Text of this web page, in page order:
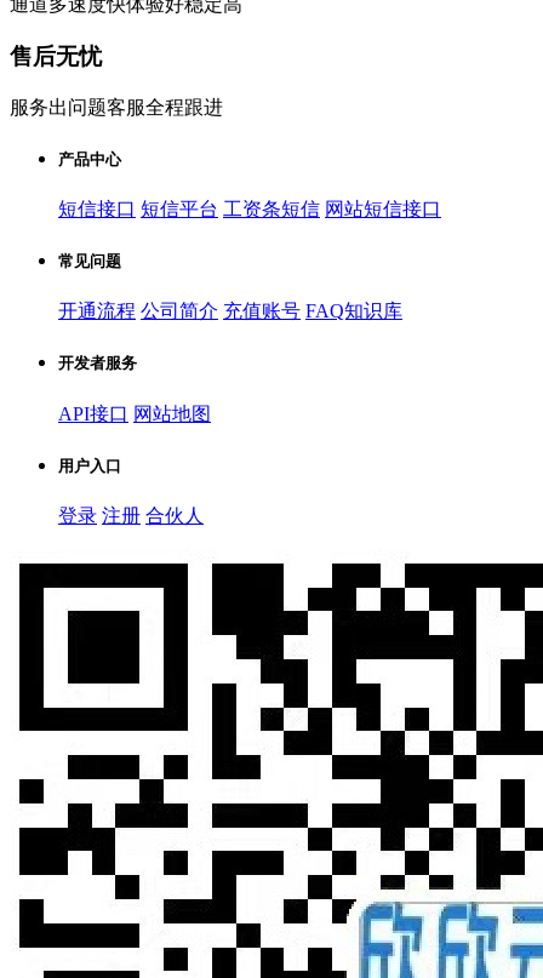
通道多速度快体验好稳定高
售后无忧
服务出问题客服全程跟进
产品中心
短信接口 短信平台 工资条短信 网站短信接口
常见问题
开通流程 公司简介 充值账号 FAQ知识库
开发者服务
API接口 网站地图
用户入口
登录 注册 合伙人